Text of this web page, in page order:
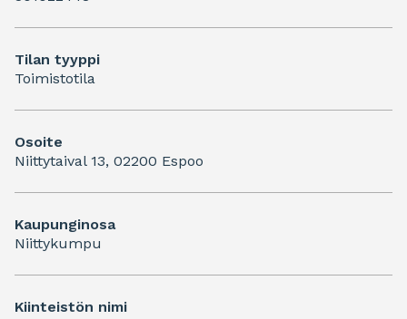
Tilan tyyppi
Toimistotila
Osoite
Niittytaival 13, 02200 Espoo
Kaupunginosa
Niittykumpu
Kiinteistön nimi